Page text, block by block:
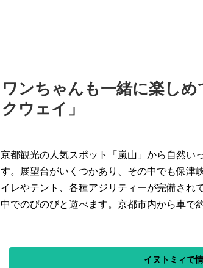
ワンちゃんも一緒に楽し
クウェイ」
京都観光の人気スポット「嵐山」から自然い
す。展望台がいくつかあり、その中でも保津
イレやテント、各種アジリティーが完備され
中でのびのびと遊べます。京都市内から車で
イヌトミィで